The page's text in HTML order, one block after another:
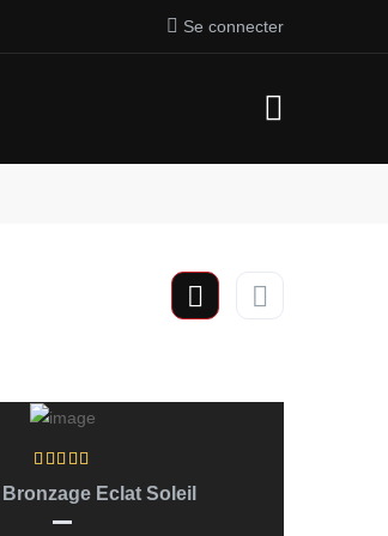
Se connecter
Lire La Suite
Eclat Soleil